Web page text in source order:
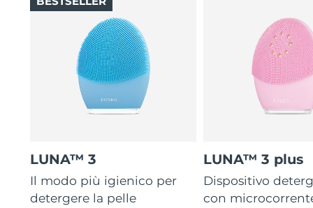
LUNA™ 3
Il modo più igienico per
detergere la pelle
LUNA™ 3 plus
Dispositivo
con